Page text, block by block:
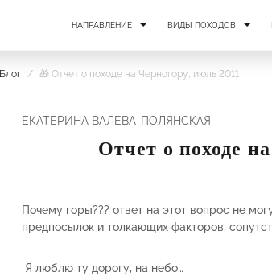
НАПРАВЛЕНИЕ ВИДЫ ПОХОДОВ
Блог / 🎁 Отчет о походе на Черногору, июль 2011
ЕКАТЕРИНА ВАЛЕВА-ПОЛЯНСКАЯ
Отчет о походе
Почему горы??? ответ на этот вопрос не
предпосылок и толкающих факторов,
Я люблю ту дорогу, на небо…